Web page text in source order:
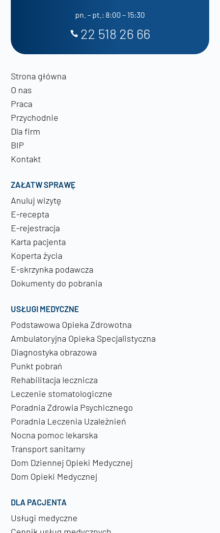
pn. – pt.: 8:00 – 15:30
22 518 26 66
Strona główna
O nas
Praca
Przychodnie
Dla firm
BIP
Kontakt
ZAŁATW SPRAWĘ
Anuluj wizytę
E-recepta
E-rejestracja
Karta pacjenta
Koperta życia
E-skrzynka podawcza
Dokumenty do pobrania
USŁUGI MEDYCZNE
Podstawowa Opieka Zdrowotna
Ambulatoryjna Opieka Specjalistyczna
Diagnostyka obrazowa
Punkt pobrań
Rehabilitacja lecznicza
Leczenie stomatologiczne
Poradnia Zdrowia Psychicznego
Poradnia Leczenia Uzależnień
Nocna pomoc lekarska
Transport sanitarny
Dom Dziennej Opieki Medycznej
Dom Opieki Medycznej
DLA PACJENTA
Usługi medyczne